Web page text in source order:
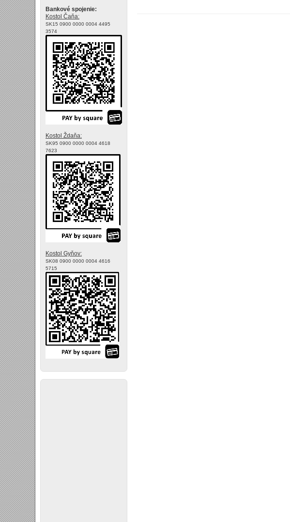
Bankové spojenie:
Kostol Čaňa:
SK15 0900 0000 0004 4495
3574
Kostol Ždaňa:
SK95 0900 0000 0004 4618
7623
Kostol Gyňov:
SK08 0900 0000 0004 4616
5715